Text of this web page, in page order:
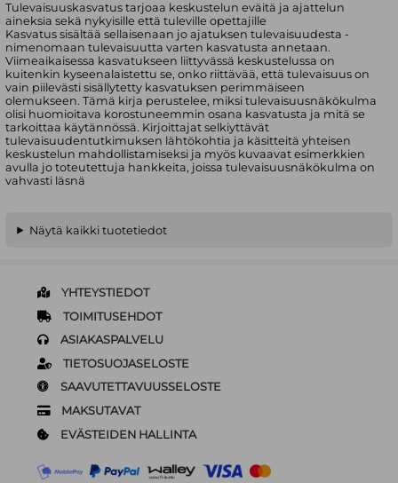
Tulevaisuuskasvatus tarjoaa keskustelun eväitä ja ajattelun
aineksia sekä nykyisille että tuleville opettajille
Kasvatus sisältää sellaisenaan jo ajatuksen tulevaisuudesta -
nimenomaan tulevaisuutta varten kasvatusta annetaan.
Viimeaikaisessa kasvatukseen liittyvässä keskustelussa on
kuitenkin kyseenalaistettu se, onko riittävää, että tulevaisuus on
vain piilevästi sisällytetty kasvatuksen perimmäiseen
olemukseen. Tämä kirja perustelee, miksi tulevaisuusnäkökulma
olisi huomioitava korostuneemmin osana kasvatusta ja mitä se
tarkoittaa käytännössä. Kirjoittajat selkiyttävät
tulevaisuudentutkimuksen lähtökohtia ja käsitteitä yhteisen
keskustelun mahdollistamiseksi ja myös kuvaavat esimerkkien
avulla jo toteutettuja hankkeita, joissa tulevaisuusnäkökulma on
vahvasti läsnä
Näytä kaikki tuotetiedot
YHTEYSTIEDOT
TOIMITUSEHDOT
ASIAKASPALVELU
TIETOSUOJASELOSTE
SAAVUTETTAVUUSSELOSTE
MAKSUTAVAT
EVÄSTEIDEN HALLINTA